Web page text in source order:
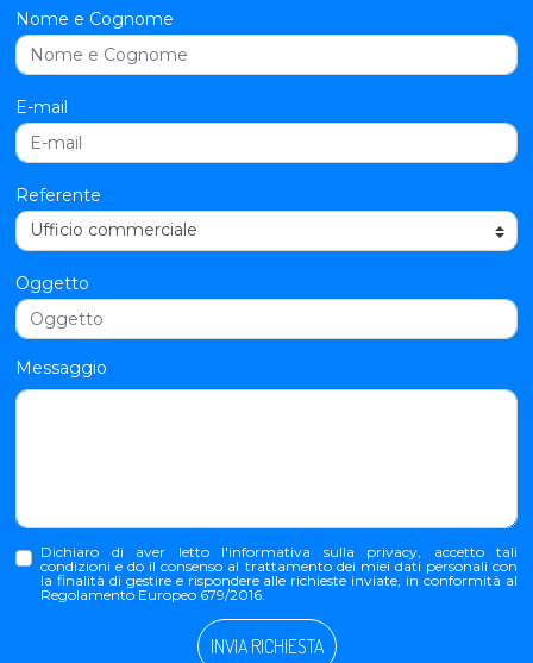
Nome e Cognome
E-mail
Referente
Oggetto
Messaggio
Dichiaro di aver letto l'informativa sulla privacy, accetto tali
condizioni e do il consenso al trattamento dei miei dati personali con
la finalità di gestire e rispondere alle richieste inviate, in conformità al
Regolamento Europeo 679/2016.
INVIA RICHIESTA